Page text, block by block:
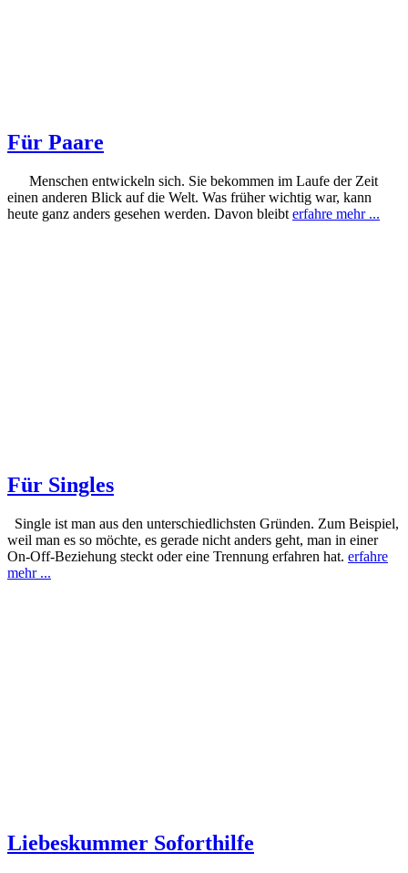
Für Paare
Menschen entwickeln sich. Sie bekommen im Laufe der Zeit
einen anderen Blick auf die Welt. Was früher wichtig war, kann
heute ganz anders gesehen werden. Davon bleibt erfahre mehr ...
Für Singles
Single ist man aus den unterschiedlichsten Gründen. Zum Beispiel,
weil man es so möchte, es gerade nicht anders geht, man in einer
On-Off-Beziehung steckt oder eine Trennung erfahren hat. erfahre
mehr ...
Liebeskummer Soforthilfe